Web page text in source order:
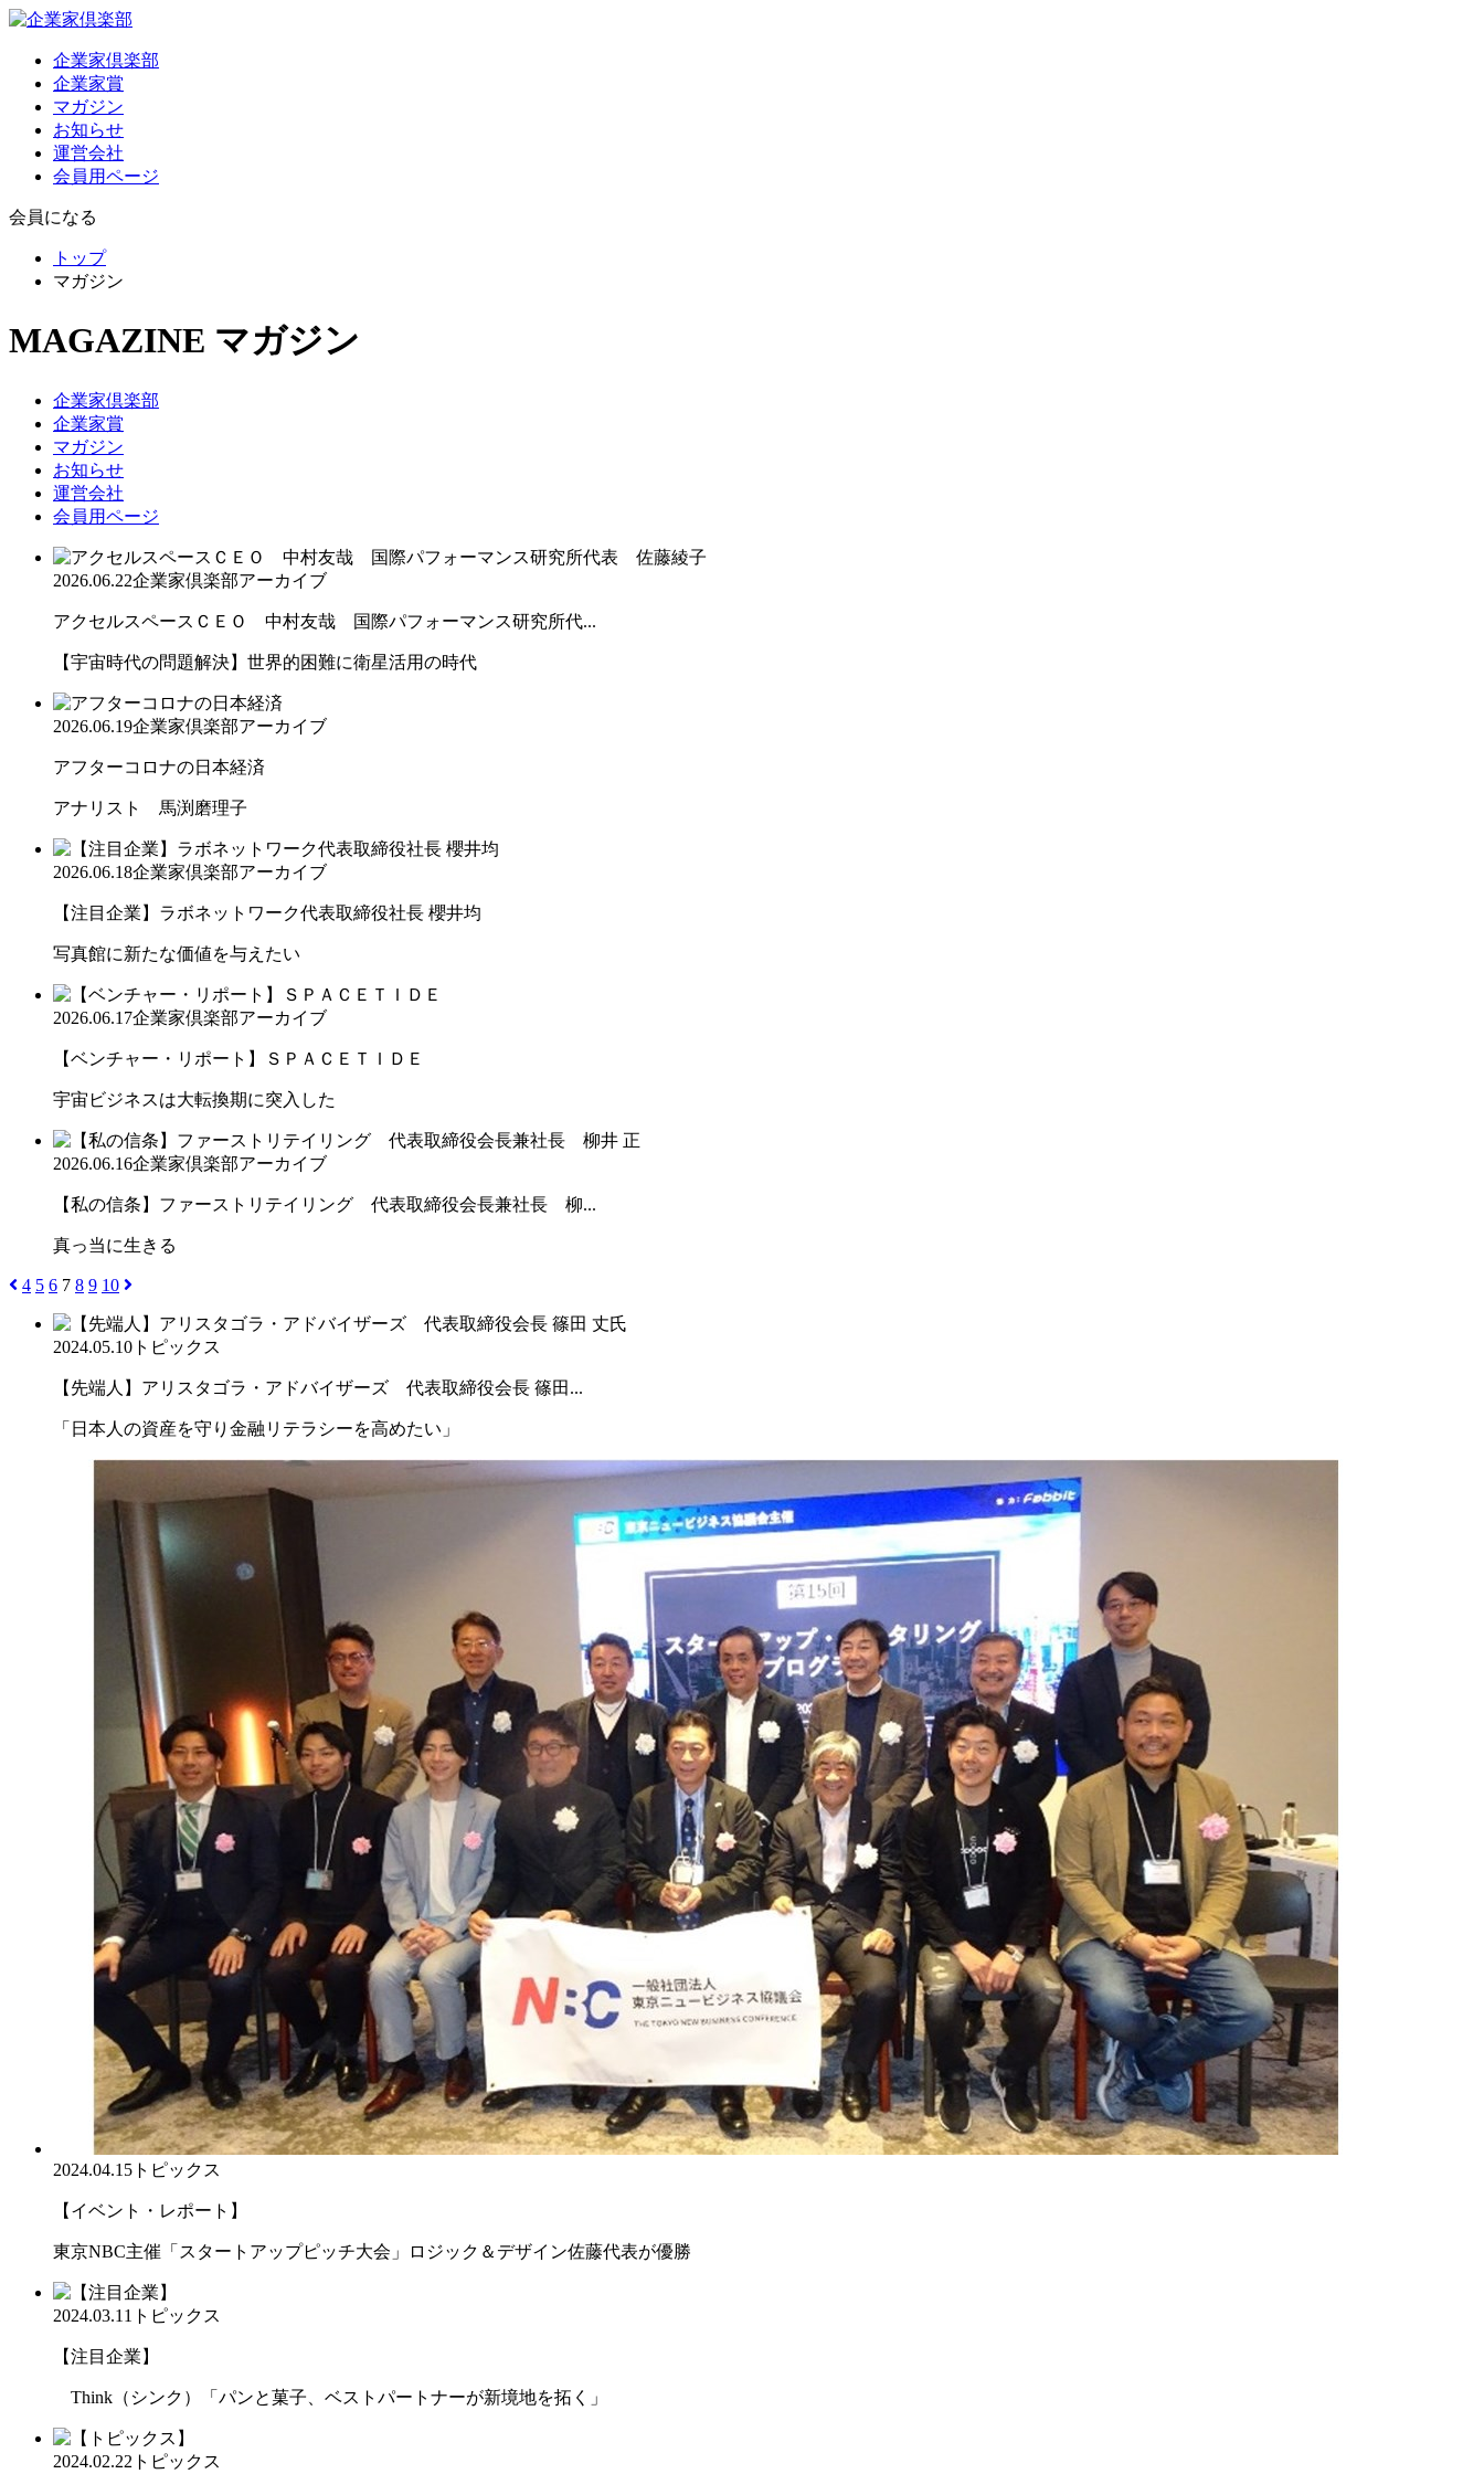
企業家倶楽部
企業家賞
マガジン
お知らせ
運営会社
会員用ページ
会員になる
トップ
マガジン
MAGAZINE マガジン
企業家倶楽部
企業家賞
マガジン
お知らせ
運営会社
会員用ページ
2026.06.22企業家倶楽部アーカイブ
アクセルスペースＣＥＯ 中村友哉 国際パフォーマンス研究所代...
【宇宙時代の問題解決】世界的困難に衛星活用の時代
2026.06.19企業家倶楽部アーカイブ
アフターコロナの日本経済
アナリスト 馬渕磨理子
2026.06.18企業家倶楽部アーカイブ
【注目企業】ラボネットワーク代表取締役社長 櫻井均
写真館に新たな価値を与えたい
2026.06.17企業家倶楽部アーカイブ
【ベンチャー・リポート】ＳＰＡＣＥＴＩＤＥ
宇宙ビジネスは大転換期に突入した
2026.06.16企業家倶楽部アーカイブ
【私の信条】ファーストリテイリング 代表取締役会長兼社長 柳...
真っ当に生きる
4 5 6 7 8 9 10
2024.05.10 トピックス
【先端人】アリスタゴラ・アドバイザーズ 代表取締役会長 篠田...
「日本人の資産を守り金融リテラシーを高めたい」
2024.04.15 トピックス
【イベント・レポート】
東京NBC主催「スタートアップピッチ大会」ロジック＆デザイン佐藤代表が優勝
2024.03.11 トピックス
【注目企業】
Think（シンク）「パンと菓子、ベストパートナーが新境地を拓く」
2024.02.22 トピックス